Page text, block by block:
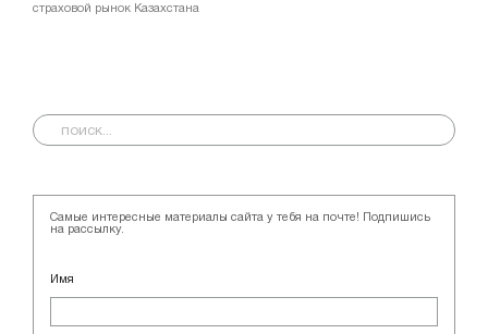
страховой рынок Казахстана
Самые интересные материалы сайта у тебя на почте! Подпишись
на рассылку.
Имя